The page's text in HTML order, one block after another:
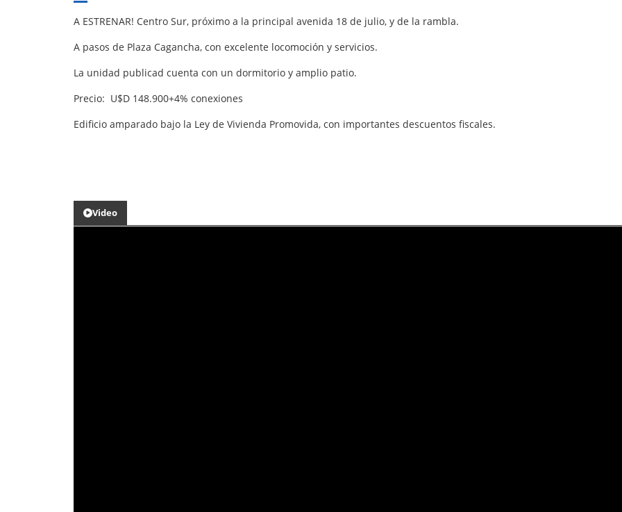
A ESTRENAR! Centro Sur, próximo a la principal avenida 18 de julio, y de la rambla.
A pasos de Plaza Cagancha, con excelente locomoción y servicios.
La unidad publicad cuenta con un dormitorio y amplio patio.
Precio: U$D 148.900+4% conexiones
Edificio amparado bajo la Ley de Vivienda Promovida, con importantes descuentos fiscales.
Video